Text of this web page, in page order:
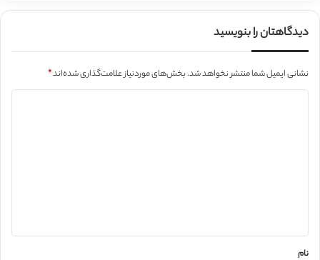
دیدگاهتان را بنویسید
نشانی ایمیل شما منتشر نخواهد شد.بخش‌های موردنیاز علامت‌گذاری شده‌اند*
نام